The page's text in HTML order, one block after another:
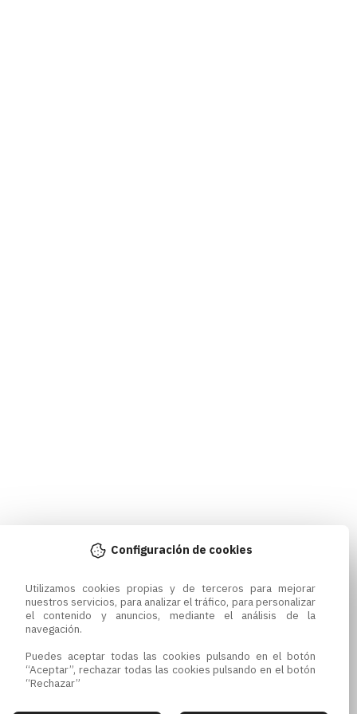
Configuración de cookies
Utilizamos cookies propias y de terceros para mejorar
nuestros servicios, para analizar el tráfico, para personalizar
el contenido y anuncios, mediante el análisis de la
navegación.
Puedes aceptar todas las cookies pulsando en el botón
“Aceptar”, rechazar todas las cookies pulsando en el botón
“Rechazar”